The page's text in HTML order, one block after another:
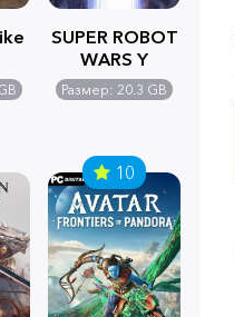
SUPER ROBOT
WARS Y
Размер: 20.3 GB
10